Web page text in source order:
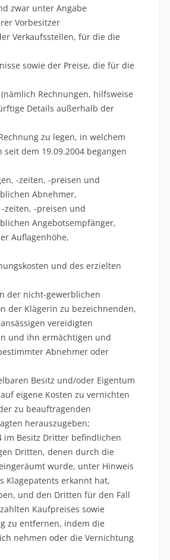
zwar unter Angabe
Vorbesitzer
Verkaufsstellen, für die die
sowie der Preise, die für die
Rechnungen, hilfsweise
Details außerhalb der
zu legen, in welchem
dem 19.09.2004 begangen
-zeiten, -preisen und
Abnehmer,
zeiten, -preisen und
Angebotsempfänger,
Auflagenhöhe,
und des erzielten
der nicht-gewerblichen
der Klägerin zu bezeichnenden,
vereidigten
und ihn ermächtigen und
Abnehmer oder
Besitz und/oder Eigentum
eigene Kosten zu vernichten
zu beauftragenden
herauszugeben;
im Besitz Dritter befindlichen
Dritten, denen durch die
wurde, unter Hinweis
Klagepatents erkannt hat,
und den Dritten für den Fall
Kaufpreises sowie
zu entfernen, indem die
nehmen oder die Vernichtung